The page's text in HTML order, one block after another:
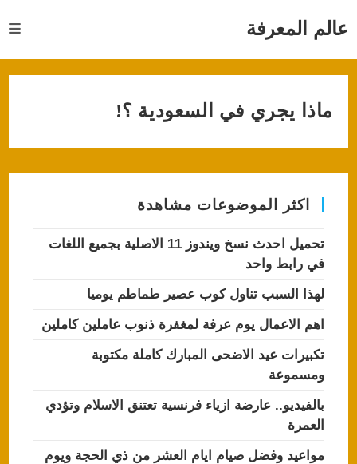
عالم المعرفة
ماذا يجري في السعودية ؟!
اكثر الموضوعات مشاهدة
تحميل احدث نسخ ويندوز 11 الاصلية بجميع اللغات
في رابط واحد
لهذا السبب تناول كوب عصير طماطم يوميا
اهم الاعمال يوم عرفة لمغفرة ذنوب عاملين كاملين
تكبيرات عيد الاضحى المبارك كاملة مكتوبة
ومسموعة
بالفيديو.. عارضة ازياء فرنسية تعتنق الاسلام وتؤدي
العمرة
مواعيد وفضل صيام ايام العشر من ذي الحجة ويوم